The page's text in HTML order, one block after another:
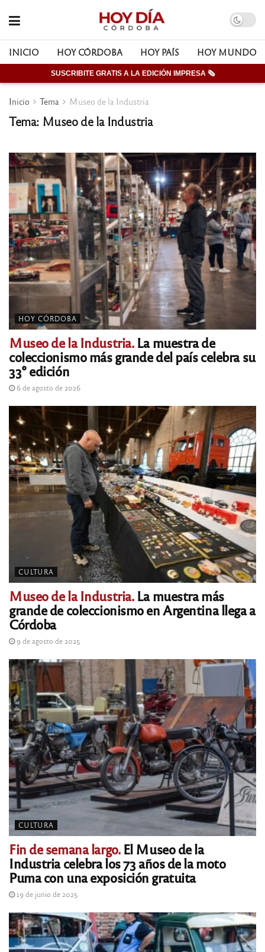
INICIO HOY CÓRDOBA HOY PAÍS HOY MUNDO
SUSCRIBITE GRATIS A LA EDICIÓN IMPRESA 🗞
Inicio Tema Museo de la Industria
Tema: Museo de la Industria
HOY CÓRDOBA
Museo de la Industria.La muestra de
coleccionismo más grande del país celebra su
33° edición
6 de agosto de 2026
CULTURA
Museo de la Industria.La muestra más
grande de coleccionismo en Argentina llega a
Córdoba
9 de agosto de 2025
CULTURA
Fin de semana largo.El Museo de la
Industria celebra los 73 años de la moto
Puma con una exposición gratuita
19 de junio de 2025